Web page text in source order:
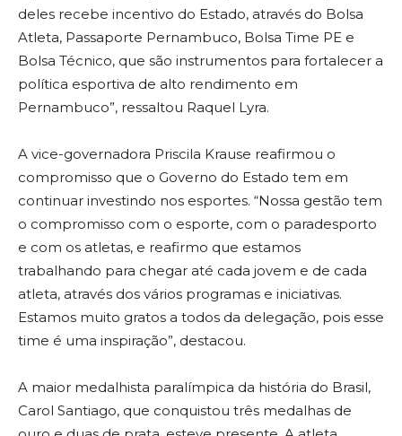
deles recebe incentivo do Estado, através do Bolsa
Atleta, Passaporte Pernambuco, Bolsa Time PE e
Bolsa Técnico, que são instrumentos para fortalecer a
política esportiva de alto rendimento em
Pernambuco”, ressaltou Raquel Lyra.
A vice-governadora Priscila Krause reafirmou o
compromisso que o Governo do Estado tem em
continuar investindo nos esportes. “Nossa gestão tem
o compromisso com o esporte, com o paradesporto
e com os atletas, e reafirmo que estamos
trabalhando para chegar até cada jovem e de cada
atleta, através dos vários programas e iniciativas.
Estamos muito gratos a todos da delegação, pois esse
time é uma inspiração”, destacou.
A maior medalhista paralímpica da história do Brasil,
Carol Santiago, que conquistou três medalhas de